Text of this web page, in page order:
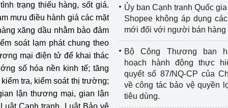
trạng thiếu hàng, sốt giá.
mưu điều hành giá các mặt
xăng dầu nhằm bảo đảm
soát lạm phát chung theo
mại điện tử để khai thác
số hóa nền kinh tế; tăng
tra, kiểm soát thị trường;
lận thương mại, gian lận
Cạnh tranh, Luật Bảo vệ
Ủy ban Cạnh tranh Quốc
Shopee không áp dụng
mới đối với người bán hàng
Bộ Công Thương ban
hoạch hành động thực
quyết số 87/NQ-CP của
về công tác bảo vệ quyền
tiêu dùng.